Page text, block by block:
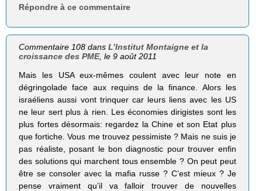
Répondre à ce commentaire
Commentaire 108 dansL’Institut Montaigne et la
croissance des PME, le 9 août 2011
Mais les USA eux-mêmes coulent avec leur note en
dégringolade face aux requins de la finance. Alors les
israéliens aussi vont trinquer car leurs liens avec les US
ne leur sert plus à rien. Les économies dirigistes sont les
plus fortes désormais: regardez la Chine et son Etat plus
que fortiche. Vous me trouvez pessimiste ? Mais ne suis je
pas réaliste, posant le bon diagnostic pour trouver enfin
des solutions qui marchent tous ensemble ? On peut peut
être se consoler avec la mafia russe ? C’est mieux ? Je
pense vraiment qu’il va falloir trouver de nouvelles